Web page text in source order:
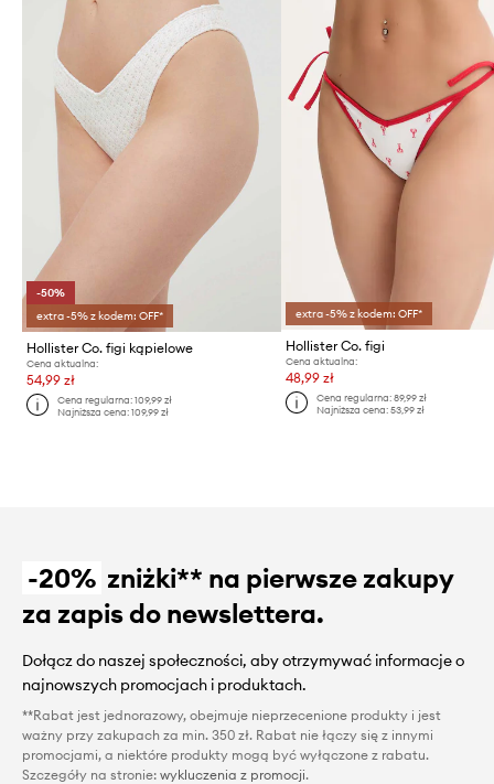
-50%
extra -5% z kodem: OFF*
Hollister Co. figi kąpielowe
Cena aktualna:
54,99 zł
Cena regularna:109,99 zł
Najniższa cena:109,99 zł
extra -5% z kodem: OFF*
Hollister Co. figi
Cena aktualna:
48,99 zł
Cena regularna: 89,99 zł
Najniższa cena: 53,99 zł
-20% zniżki** na pierwsze zakupy
za zapis do newslettera.
Dołącz do naszej społeczności, aby otrzymywać informacje o
najnowszych promocjach i produktach.
**Rabat jest jednorazowy, obejmuje nieprzecenione produkty i jest
ważny przy zakupach za min. 350 zł. Rabat nie łączy się z innymi
promocjami, a niektóre produkty mogą być wyłączone z rabatu.
Szczegóły na stronie: wykluczenia z promocji.